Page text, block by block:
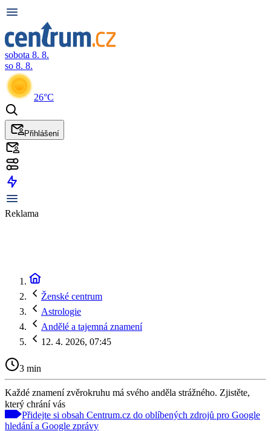
sobota 8. 8.
so 8. 8.
26°C
Přihlášení
Reklama
Ženské centrum
Astrologie
Andělé a tajemná znamení
12. 4. 2026, 07:45
3 min
Každé znamení zvěrokruhu má svého anděla strážného. Zjistěte,
který chrání vás
Přidejte si obsah Centrum.cz do oblíbených zdrojů pro Google
hledání a Google zprávy